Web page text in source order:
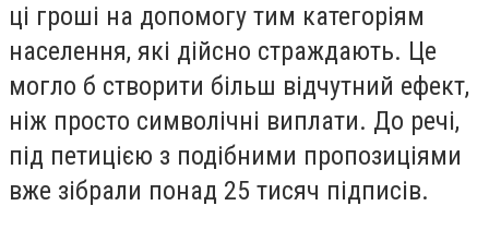
ці гроші на допомогу тим категоріям
населення, які дійсно страждають. Це
могло б створити більш відчутний ефект,
ніж просто символічні виплати. До речі,
під петицією з подібними пропозиціями
вже зібрали понад 25 тисяч підписів.